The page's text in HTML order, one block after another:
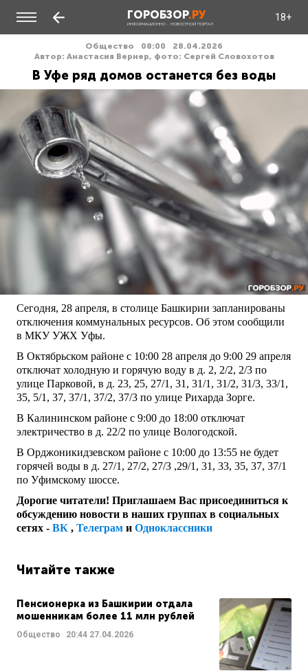
ГОРОБЗОР.РУ
ИНФОРМАЦИОННО - НОВОСТНОЙ ПОРТАЛ
18+
Общество 08:00
28.04.2026
Автор: Анастасия Вернер, фото: Сергей Словохотов
В Уфе ряд домов останется без воды
Сегодня, 28 апреля, в столице Башкирии запланированы
отключения коммунальных ресурсов. Об этом сообщили
в МКУ УЖХ Уфы.
В Октябрьском районе с 10:00 28 апреля до 9:00 29 апреля
отключат холодную и горячую воду в д. 2, 2/2, 2/3 по
улице Парковой, в д. 23, 25, 27/1, 31, 31/1, 31/2, 31/3, 33/1,
35, 5/1, 37, 37/1, 37/2, 37/3 по улице Рихарда Зорге.
В Калининском районе с 9:00 до 18:00 отключат
электричество в д. 22/2 по улице Вологодской.
В Орджоникидзевском районе с 10:00 до 13:55 не будет
горячей воды в д. 27/1, 27/2, 27/3 ,29/1, 31, 33, 35, 37, 37/1
по Уфимскому шоссе.
Дорогие читатели! Приглашаем Вас присоединиться к
обсуждению новости в наших группах в социальных
сетях - ВК , Телеграм и Одноклассники
Читайте также
Пенсионерка из Башкирии отдала
мошенникам более 11 млн рублей
Общество 20:44 27.04.2026